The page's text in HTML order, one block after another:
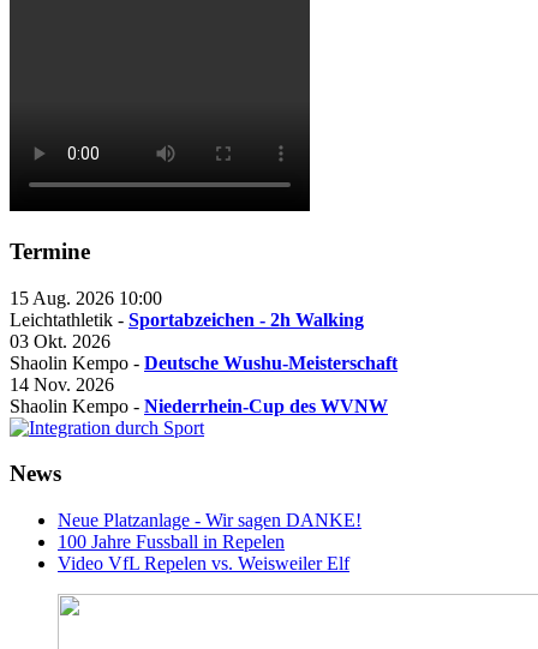
Termine
15 Aug. 2026 10:00
Leichtathletik - Sportabzeichen - 2h Walking
03 Okt. 2026
Shaolin Kempo - Deutsche Wushu-Meisterschaft
14 Nov. 2026
Shaolin Kempo - Niederrhein-Cup des WVNW
News
Neue Platzanlage - Wir sagen DANKE!
100 Jahre Fussball in Repelen
Video VfL Repelen vs. Weisweiler Elf